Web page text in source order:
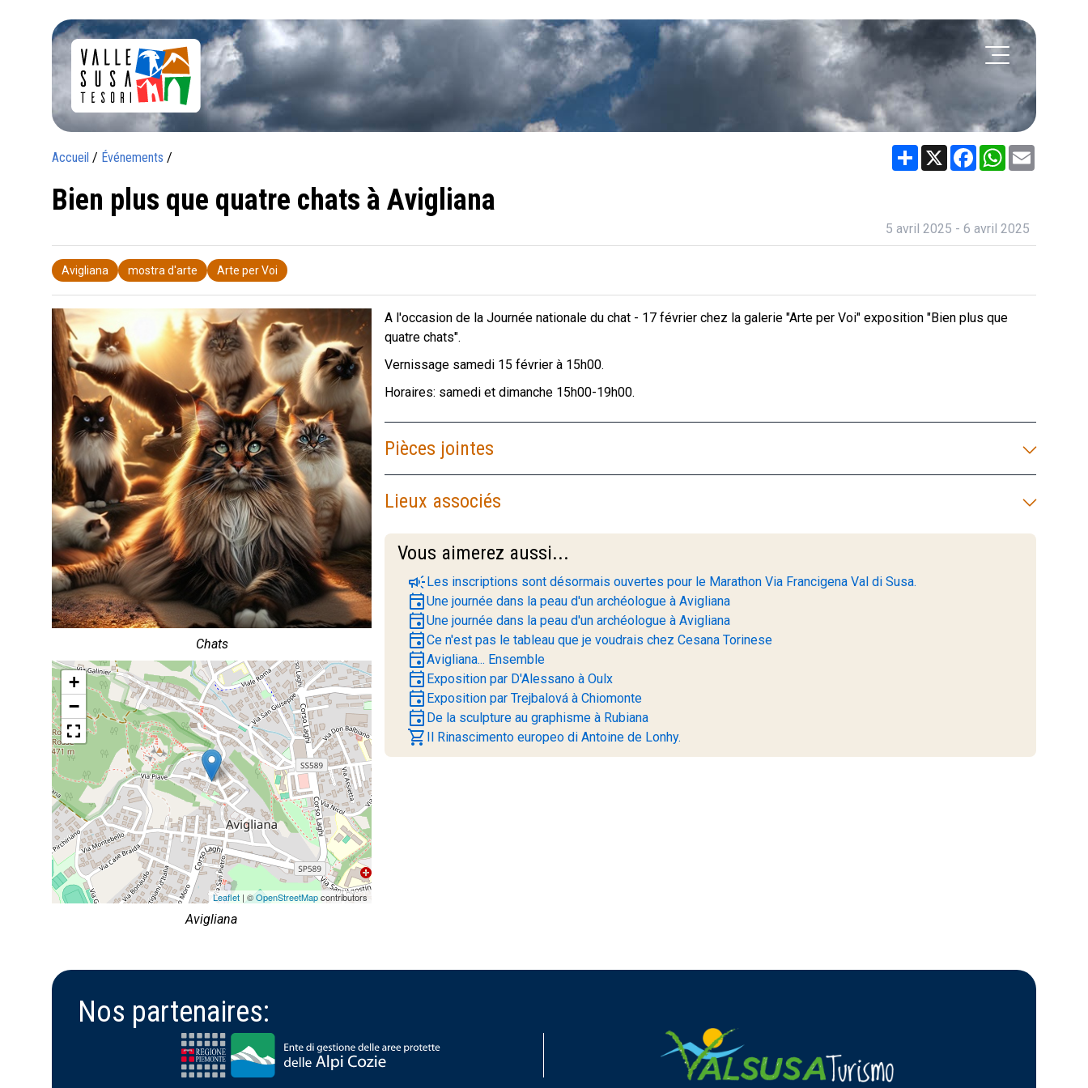
Accueil / Événements / Share X FacebookWhatsApp
Bien plus que quatre chats à Avigliana
5 avril 2025 - 6 avril 2025
Avigliana mostra d'arte Arte per Voi
Chats
+
−
Leaflet| ©OpenStreetMapcontributors
Avigliana
A l'occasion de la Journée nationale du chat - 17 février chez la galerie "Arte per Voi" exposition "Bien plus que
quatre chats".
Vernissage samedi 15 février à 15h00.
Horaires: samedi et dimanche 15h00-19h00.
Pièces jointes
Lieux associés
Vous aimerez aussi...
campaignLes inscriptions sont désormais ouvertes pour le Marathon Via Francigena Val di Susa.
eventUne journée dans la peau d'un archéologue à Avigliana
eventUne journée dans la peau d'un archéologue à Avigliana
eventCe n'est pas le tableau que je voudrais chez Cesana Torinese
eventAvigliana... Ensemble
event Exposition par D'Alessano à Oulx
event Exposition par Trejbalová à Chiomonte
event De la sculpture au graphisme à Rubiana
shopping_cart Il Rinascimento europeo di Antoine de Lonhy.
Nos partenaires: